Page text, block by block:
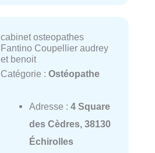
cabinet osteopathes
Fantino Coupellier audrey
et benoit
Catégorie : Ostéopathe
Adresse : 4 Square
des Cèdres, 38130
Échirolles